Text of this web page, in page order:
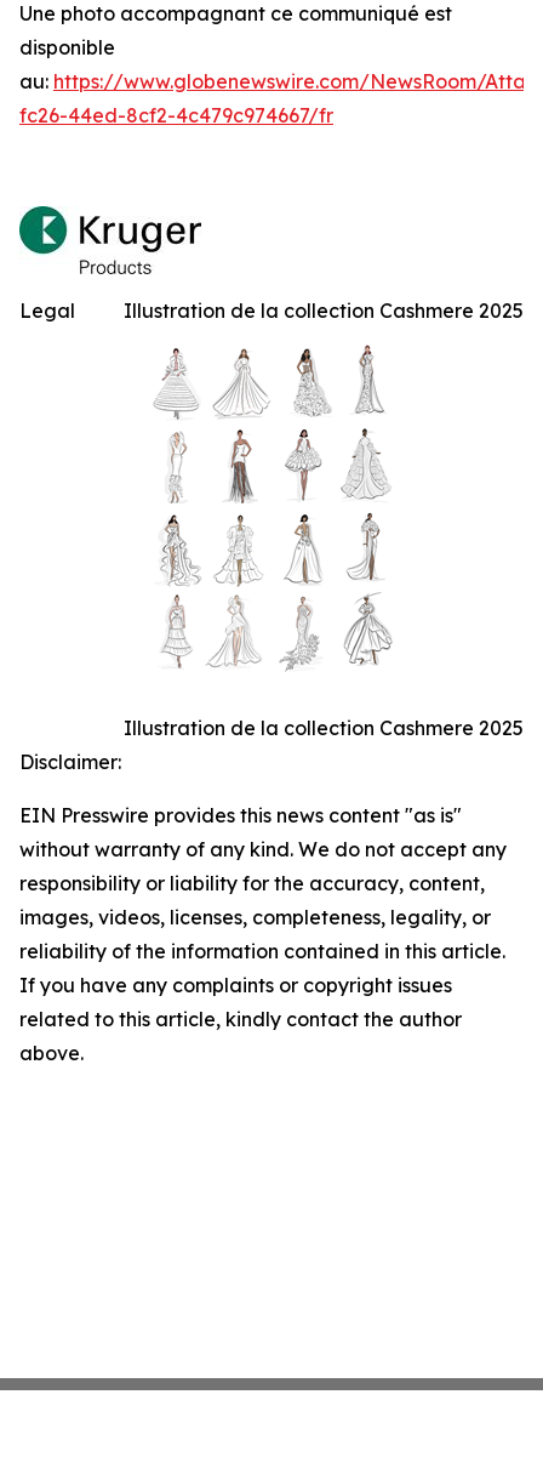
Une photo accompagnant ce communiqué est
disponible
au: https://www.globenewswire.com/NewsRoom/
fc26-44ed-8cf2-4c479c974667/fr
Illustration de la collection Cashmere 2025
Illustration de la collection Cashmere 2025
Legal
Disclaimer:
EIN Presswire provides this news content "as is"
without warranty of any kind. We do not accept any
responsibility or liability for the accuracy, content,
images, videos, licenses, completeness, legality, or
reliability of the information contained in this article.
If you have any complaints or copyright issues
related to this article, kindly contact the author
above.